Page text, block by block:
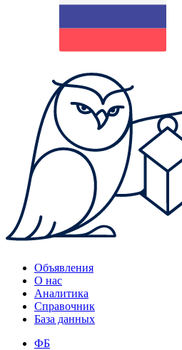
Объявления
О нас
Аналитика
Справочник
База данных
ФБ